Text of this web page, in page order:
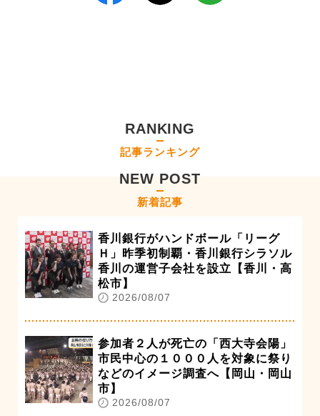
RANKING
記事ランキング
NEW POST
新着記事
香川銀行がハンドボール「リーグ
Ｈ」昨季初制覇・香川銀行シラソル
香川の運営子会社を設立【香川・高
松市】
2026/08/07
参加者２人が死亡の「西大寺会陽」
市民中心の１０００人を対象に祭り
などのイメージ調査へ【岡山・岡山
市】
2026/08/07